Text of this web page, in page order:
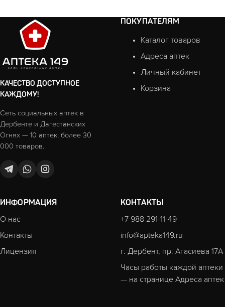
КАЧЕСТВО ДОСТУПНОЕ
КАЖДОМУ!
Сеть социальных аптек в
Дербенте и Дагестанских
Огнях — 10 аптек, более 30
000 товаров.
ПОКУПАТЕЛЯМ
Каталог товаров
Адреса аптек
Личный кабинет
Корзина
ИНФОРМАЦИЯ
О нас
Контакты
Лицензия
КОНТАКТЫ
+7 988 291-11-49
info@apteka149.ru
г. Дербент, пр. Агасиева 17А
Часы работы каждой аптеки
— на странице Адреса аптек